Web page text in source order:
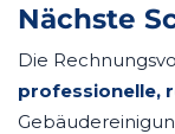
Nächste
Die
professionelle,